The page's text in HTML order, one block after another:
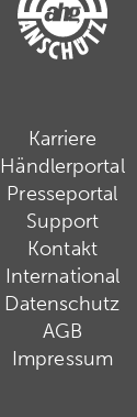
Karriere
Händlerportal
Presseportal
Support
Kontakt
International
Datenschutz
AGB
Impressum